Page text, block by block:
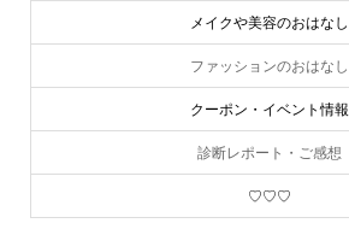
メイクや美容のおはなし
ファッションのおはなし
クーポン・イベント情報
診断レポート・ご感想
♡♡♡